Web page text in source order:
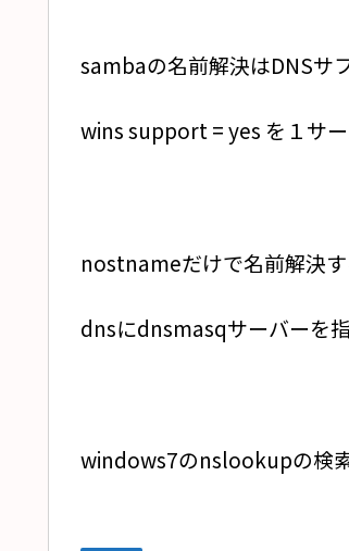
sambaの名前解決はDNSサ
wins support = yes を１サ
nostnameだけで名前解決
dnsにdnsmasqサーバーを
windows7のnslookupの検